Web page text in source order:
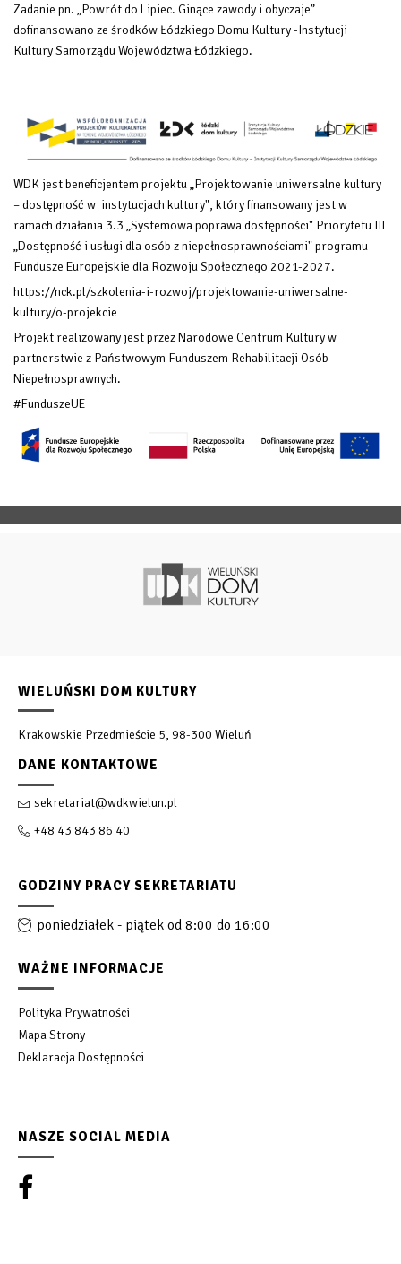
Zadanie pn. „Powrót do Lipiec. Ginące zawody i obyczaje”
dofinansowano ze środków Łódzkiego Domu Kultury -Instytucji
Kultury Samorządu Województwa Łódzkiego.
WDK jest beneficjentem projektu „Projektowanie uniwersalne kultury
– dostępność w instytucjach kultury", który finansowany jest w
ramach działania 3.3 „Systemowa poprawa dostępności" Priorytetu III
„Dostępność i usługi dla osób z niepełnosprawnościami" programu
Fundusze Europejskie dla Rozwoju Społecznego 2021-2027.
https://nck.pl/szkolenia-i-rozwoj/projektowanie-uniwersalne-
kultury/o-projekcie
Projekt realizowany jest przez Narodowe Centrum Kultury w
partnerstwie z Państwowym Funduszem Rehabilitacji Osób
Niepełnosprawnych.
#FunduszeUE
WIELUŃSKI DOM KULTURY
Krakowskie Przedmieście 5, 98-300 Wieluń
DANE KONTAKTOWE
sekretariat@wdkwielun.pl
+48 43 843 86 40
GODZINY PRACY SEKRETARIATU
poniedziałek - piątek od 8:00 do 16:00
WAŻNE INFORMACJE
Polityka Prywatności
Mapa Strony
Deklaracja Dostępności
NASZE SOCIAL MEDIA